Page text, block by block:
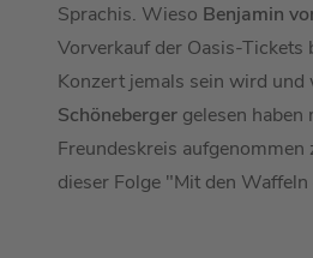
Sprachis. Wieso Benjamin
Vorverkauf der Oasis-Tickets
Konzert jemals sein wird und
Schöneberger gelesen haben
Freundeskreis
dieser Folge "Mit den